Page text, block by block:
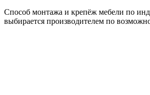
Способ монтажа и крепёж мебели по
выбирается производителем по